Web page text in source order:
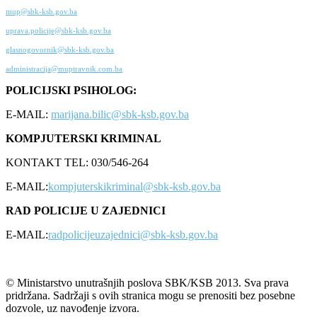
mup@sbk-ksb.gov.ba
uprava.policije@sbk-ksb.gov.ba
glasnogovornik@sbk-ksb.gov.ba
administracija@muptravnik.com.ba
POLICIJSKI PSIHOLOG:
E-MAIL: marijana.bilic@sbk-ksb.gov.ba
KOMPJUTERSKI KRIMINAL
KONTAKT TEL: 030/546-264
E-MAIL:kompjuterskikriminal@sbk-ksb.gov.ba
RAD POLICIJE U ZAJEDNICI
E-MAIL:radpolicijeuzajednici@sbk-ksb.gov.ba
© Ministarstvo unutrašnjih poslova SBK/KSB 2013. Sva prava
pridržana. Sadržaji s ovih stranica mogu se prenositi bez posebne
dozvole, uz navođenje izvora.